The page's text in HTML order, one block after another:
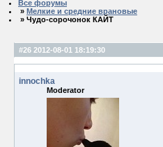
Все форумы
» Мелкие и средние врановые
» Чудо-сорочонок КАЙТ
#26 2012-08-01 18:19:30
innochka
Moderator